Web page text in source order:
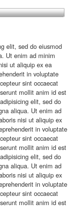
elit, sed do eiusmod
Ut enim ad minim
ut aliquip ex ea
in voluptate
sint occaecat
mollit anim id est
elit, sed do
aliqua. Ut enim ad
nisi ut aliquip ex
in voluptate
sint occaecat
mollit anim id est
elit, sed do
aliqua. Ut enim ad
nisi ut aliquip ex
in voluptate
sint occaecat
mollit anim id est